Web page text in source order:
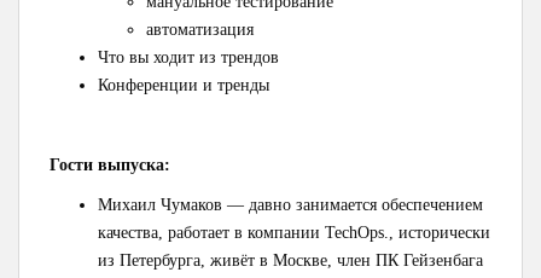
автоматизация
Что вы ходит из трендов
Конференции и тренды
Гости выпуска:
Михаил Чумаков — давно занимается обеспечением
качества, работает в компании TechOps., исторически
из Петербурга, живёт в Москве, член ПК Гейзенбага